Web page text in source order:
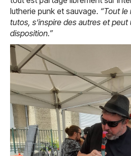
lutherie punk et sauvage. “Tout
tutos, s’inspire des autres et
disposition.”